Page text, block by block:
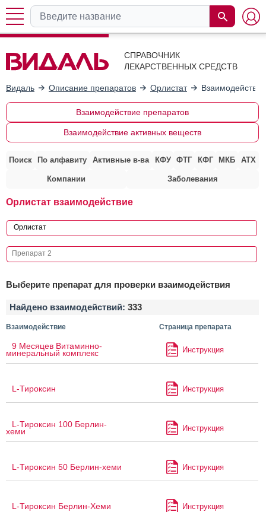
СПРАВОЧНИК
ЛЕКАРСТВЕННЫХ СРЕДСТВ
Видаль Описание препаратов Орлистат
Взаимодействие препаратов
Взаимодействие активных веществ
Поиск По алфавиту Активные в-ва КФУ ФТГ КФГ МКБ АТХ
Компании Заболевания
Орлистат взаимодействие
Выберите препарат для проверки взаимодействия
Найдено взаимодействий: 333
Взаимодействие Страница препарата
9 Месяцев Витаминно-
минеральный комплекс Инструкция
L-Тироксин Инструкция
L-Тироксин 100 Берлин-
хеми Инструкция
L-Тироксин 50 Берлин-хеми Инструкция
L-Тироксин Берлин-Хеми Инструкция